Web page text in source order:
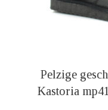
Pelzige
Kastoria